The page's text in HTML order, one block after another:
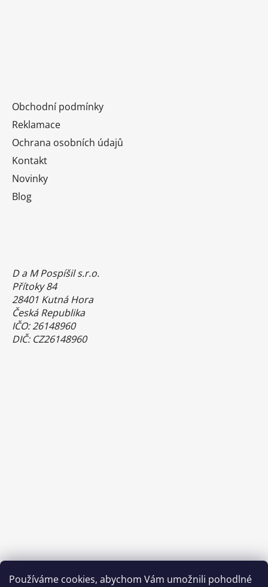
Používáme cookies, abychom Vám umožnili pohodlné
Obchodní podmínky
Reklamace
Ochrana osobních údajů
Kontakt
Novinky
Blog
D a M Pospíšil s.r.o.
Přítoky 84
28401 Kutná Hora
Česká Republika
IČO: 26148960
DIČ: CZ26148960